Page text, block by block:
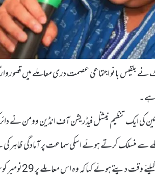
کورٹ نے بلقیس بانو اجتماعی عصمت دری معاملے میں
ہے۔
ایک تنظیم نیشنل فیڈریشن آف انڈین وومن نے
منسلک کرتے ہوئے اسکی سماعت پر آمادگی ظاہر
کہا کہ وہ اس معاملے پر 29نومبر کو سماعت کرے گی ۔